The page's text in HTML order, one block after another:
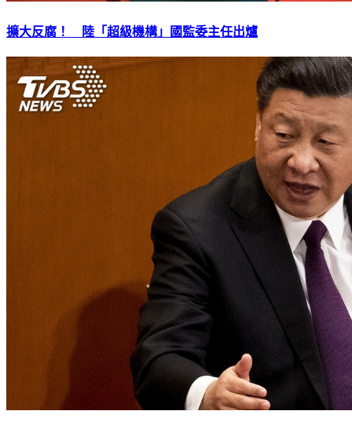
擴大反腐！ 陸「超級機構」國監委主任出爐